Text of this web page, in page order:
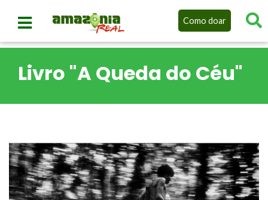
Como doar
Livro "A Queda do Céu"